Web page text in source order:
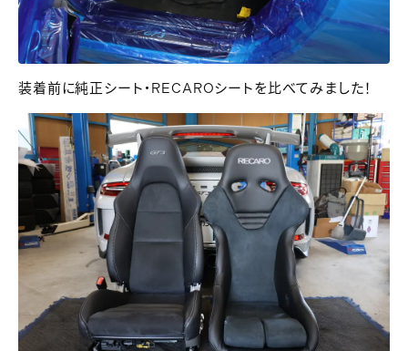
装着前に純正シート・RECAROシートを比べてみました！